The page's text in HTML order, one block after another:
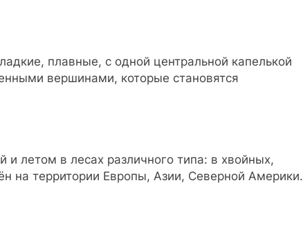
плавные, с одной центральной капелькой
вершинами, которые становятся
и летом в лесах различного типа: в хвойных,
на территории Европы, Азии, Северной Америки.